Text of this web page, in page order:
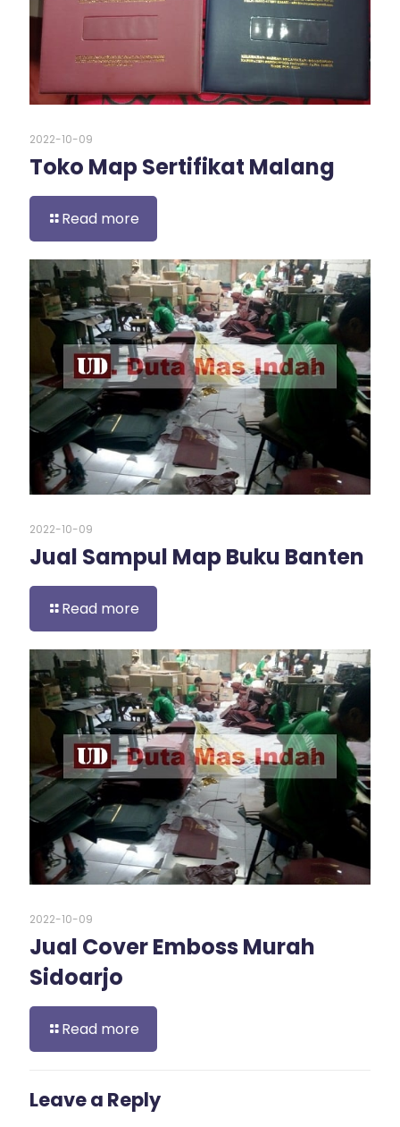
2022-10-09
Toko Map Sertifikat Malang
Read more
2022-10-09
Jual Sampul Map Buku Banten
Read more
2022-10-09
Jual Cover Emboss Murah
Sidoarjo
Read more
Leave a Reply